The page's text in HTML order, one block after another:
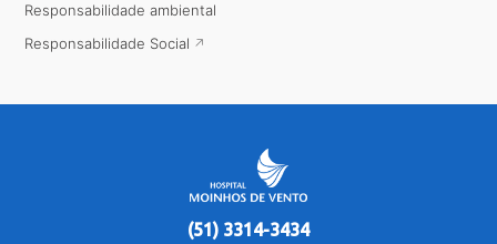
Responsabilidade ambiental
Responsabilidade Social
(51) 3314-3434